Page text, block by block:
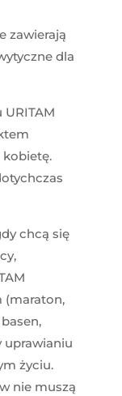
zawierają
dla
chcą się
(maraton,
uprawianiu
życiu.
nie muszą